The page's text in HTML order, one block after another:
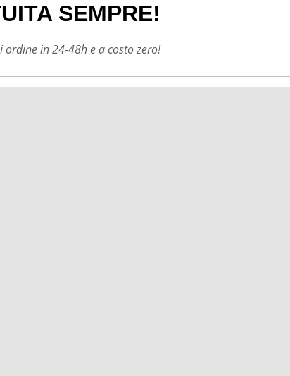
SEMPRE!
ordine in 24-48h e a costo zero!